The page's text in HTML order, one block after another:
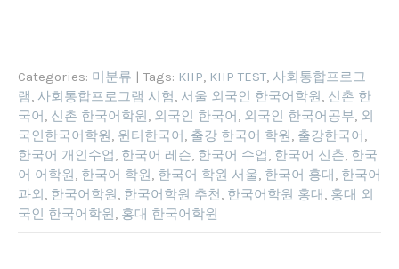
Categories: 미분류 | Tags: KIIP, KIIP TEST, 사회통합프로그
램, 사회통합프로그램 시험, 서울 외국인 한국어학원, 신촌 한
국어, 신촌 한국어학원, 외국인 한국어, 외국인 한국어공부, 외
국인한국어학원, 윈터한국어, 출강 한국어 학원, 출강한국어,
한국어 개인수업, 한국어 레슨, 한국어 수업, 한국어 신촌, 한국
어 어학원, 한국어 학원, 한국어 학원 서울, 한국어 홍대, 한국어
과외, 한국어학원, 한국어학원 추천, 한국어학원 홍대, 홍대 외
국인 한국어학원, 홍대 한국어학원